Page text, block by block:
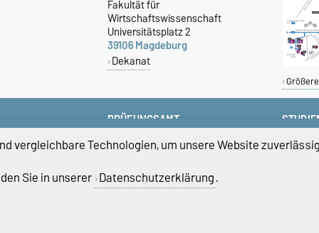
Fakultät für
Wirtschaftswissenschaft
Universitätsplatz 2
39106 Magdeburg
Dekanat
PRÜFUNGSAMT
+49 391 67-58423
+49 391 67-58422
+49 391 67-58421
pruefungsamt-ww@ovgu.de
vergleichbare Technologien, um unsere Website
Sie in unserer Datenschutzerklärung.